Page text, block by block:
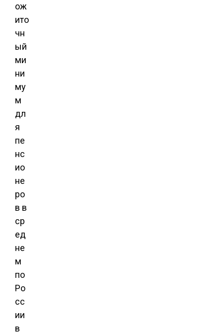
ож
ито
чн
ый
ми
ни
му
м
дл
я
пе
нс
ио
не
ро
в в
ср
ед
не
м
по
Ро
сс
ии
в